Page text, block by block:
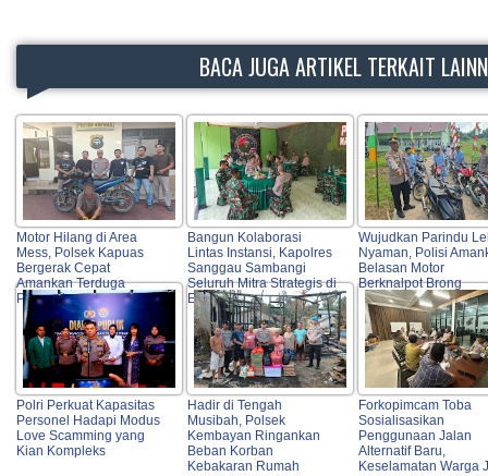
BACA JUGA ARTIKEL TERKAIT
Motor Hilang di Area
Mess, Polsek Kapuas
Bergerak Cepat
Amankan Terduga
Pelaku
Bangun Kolaborasi
Lintas Instansi, Kapolres
Sanggau Sambangi
Seluruh Mitra Strategis di
Entikong
Wujudkan Parindu
Nyaman, Polisi
Belasan Motor
Berknalpot Brong
Polri Perkuat Kapasitas
Personel Hadapi Modus
Love Scamming yang
Kian Kompleks
Hadir di Tengah
Musibah, Polsek
Kembayan Ringankan
Beban Korban
Kebakaran Rumah
Forkopimcam Toba
Sosialisasikan
Penggunaan Jalan
Alternatif Baru,
Keselamatan Warga